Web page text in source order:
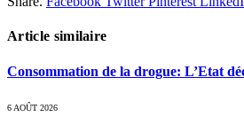
Article similaire
Consommation de la drogue: L’Etat
6 AOÛT 2026